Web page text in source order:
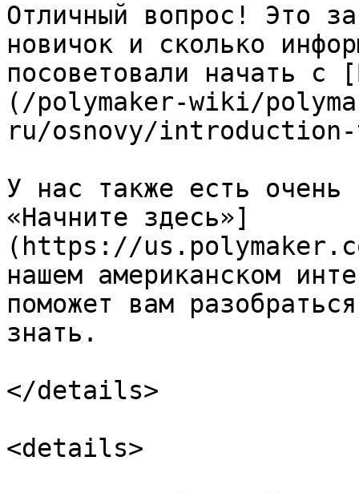
Отличный вопрос! Это
новичок и сколько
посоветовали начать с
(/polymaker-wiki/
ru/osnovy/
У нас также есть очень
«Начните здесь»]
(https://
нашем американском
поможет вам
знать.
</details>
<details>